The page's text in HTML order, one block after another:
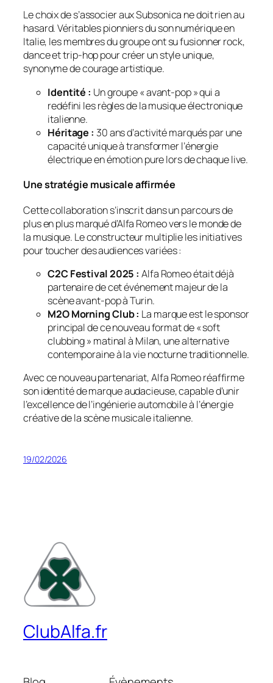
Le choix de s’associer aux Subsonica ne doit rien au
hasard. Véritables pionniers du son numérique en
Italie, les membres du groupe ont su fusionner rock,
dance et trip-hop pour créer un style unique,
synonyme de courage artistique.
Identité : Un groupe « avant-pop » qui a
redéfini les règles de la musique électronique
italienne.
Héritage : 30 ans d’activité marqués par une
capacité unique à transformer l’énergie
électrique en émotion pure lors de chaque live.
Une stratégie musicale affirmée
Cette collaboration s’inscrit dans un parcours de
plus en plus marqué d’Alfa Romeo vers le monde de
la musique. Le constructeur multiplie les initiatives
pour toucher des audiences variées :
C2C Festival 2025 : Alfa Romeo était déjà
partenaire de cet événement majeur de la
scène avant-pop à Turin.
M2O Morning Club : La marque est le sponsor
principal de ce nouveau format de « soft
clubbing » matinal à Milan, une alternative
contemporaine à la vie nocturne traditionnelle.
Avec ce nouveau partenariat, Alfa Romeo réaffirme
son identité de marque audacieuse, capable d’unir
l’excellence de l’ingénierie automobile à l’énergie
créative de la scène musicale italienne.
19/02/2026
ClubAlfa.fr